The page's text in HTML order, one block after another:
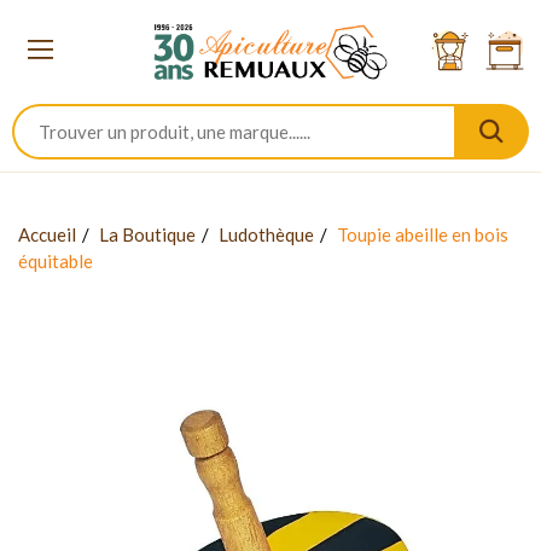
Accueil La Boutique Ludothèque
Toupie abeille en bois
équitable